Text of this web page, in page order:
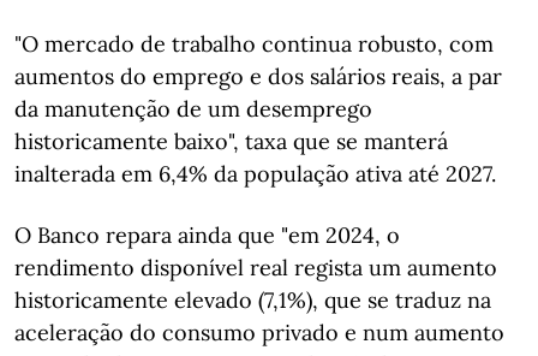
"O mercado de trabalho continua robusto, com
aumentos do emprego e dos salários reais, a par
da manutenção de um desemprego
historicamente baixo", taxa que se manterá
inalterada em 6,4% da população ativa até 2027.
O Banco repara ainda que "em 2024, o
rendimento disponível real regista um aumento
historicamente elevado (7,1%), que se traduz na
aceleração do consumo privado e num aumento